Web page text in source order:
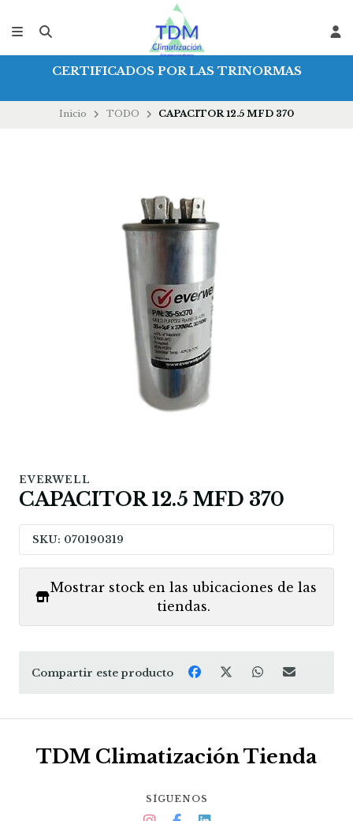
CERTIFICADOS POR LAS TRINORMAS
Inicio TODO CAPACITOR 12.5 MFD 370
EVERWELL
CAPACITOR 12.5 MFD 370
SKU: 070190319
Mostrar stock en las ubicaciones de las
tiendas.
Compartir este producto
TDM Climatización Tienda
SÍGUENOS